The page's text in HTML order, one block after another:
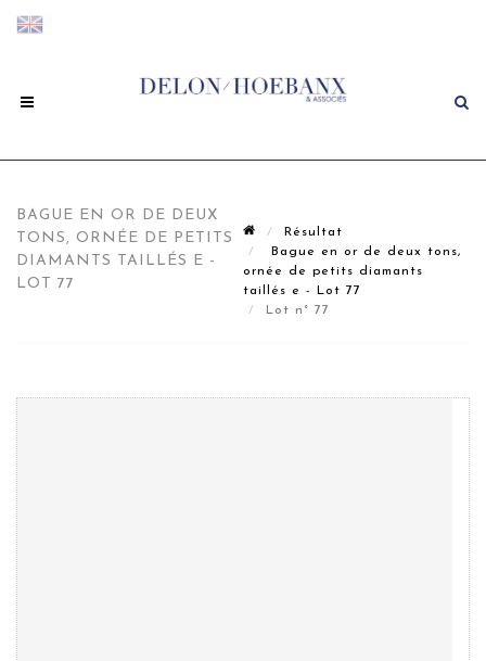
BAGUE EN OR DE DEUX
TONS, ORNÉE DE PETITS
DIAMANTS TAILLÉS E -
LOT 77
Résultat
Bague en or de deux tons,
ornée de petits diamants
taillés e - Lot 77
Lot n° 77